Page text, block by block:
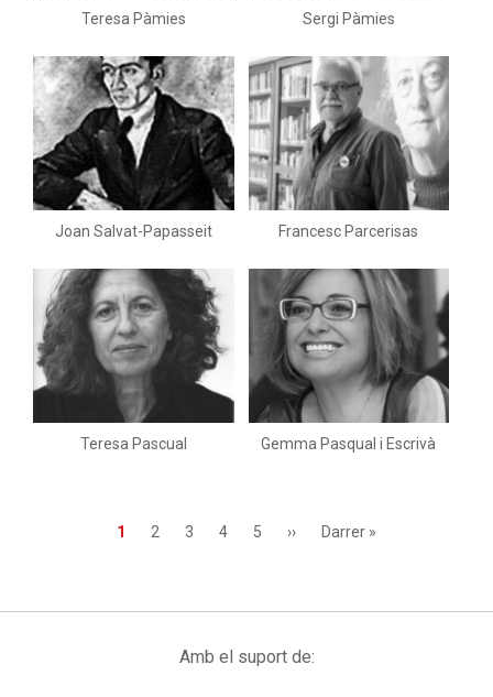
Teresa Pàmies Sergi Pàmies
Joan Salvat-Papasseit Francesc Parcerisas
Teresa Pascual Gemma Pasqual i Escrivà
Pàgina
1 Page
2 Page
3 Page
4 Page
5
Pàgina
››
Última
Darrer »
Amb el suport de: